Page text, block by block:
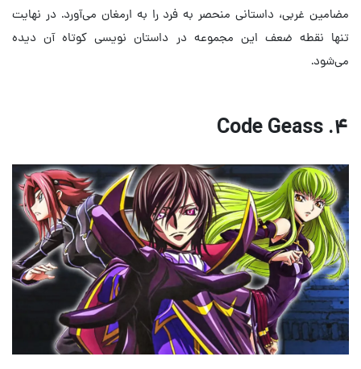
مضامین غربی، داستانی منحصر به فرد را به ارمغان می‌آورد. در نهایت
تنها نقطه ضعف این مجموعه در داستان نویسی کوتاه آن دیده
می‌شود.
۴. Code Geass